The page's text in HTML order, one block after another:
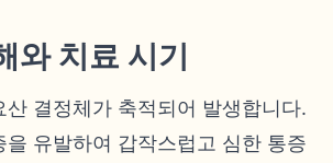
와 치료 시기
산 결정체가 축적되어 발생합니다.
을 유발하여 갑작스럽고 심한 통증